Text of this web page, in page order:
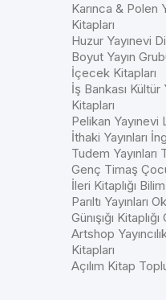
Karınca & Polen
Kitapları
Huzur Yayınevi
Boyut Yayın
İçecek Kitapları
İş Bankası Kültür
Kitapları
Pelikan Yayınevi
İthaki Yayınları
Tudem Yayınları
Genç Timaş
İleri Kitaplığı
Parıltı Yayınları
Günışığı
Artshop
Kitapları
Açılım Kitap